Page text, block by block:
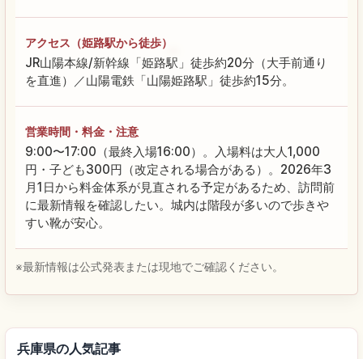
アクセス（姫路駅から徒歩）
JR山陽本線/新幹線「姫路駅」徒歩約20分（大手前通り
を直進）／山陽電鉄「山陽姫路駅」徒歩約15分。
営業時間・料金・注意
9:00〜17:00（最終入場16:00）。入場料は大人1,000
円・子ども300円（改定される場合がある）。2026年3
月1日から料金体系が見直される予定があるため、訪問前
に最新情報を確認したい。城内は階段が多いので歩きや
すい靴が安心。
※最新情報は公式発表または現地でご確認ください。
兵庫県の人気記事